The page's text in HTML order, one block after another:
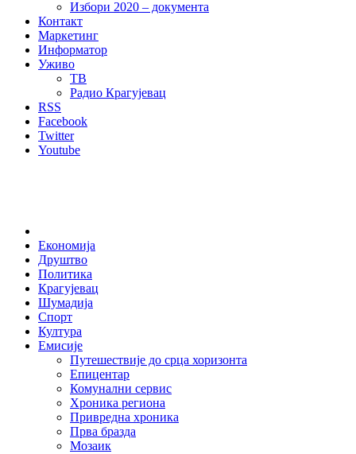
Избори 2020 – документа
Контакт
Маркетинг
Информатор
Уживо
ТВ
Радио Крагујевац
RSS
Facebook
Twitter
Youtube
Економија
Друштво
Политика
Крагујевац
Шумадија
Спорт
Култура
Емисије
Путешествије до срца хоризонта
Епицентар
Комунални сервис
Хроника региона
Привредна хроника
Прва бразда
Мозаик